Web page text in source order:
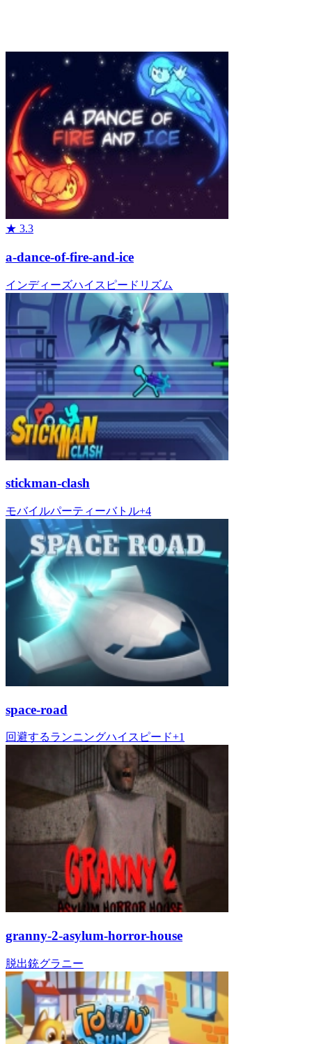
★ 3.3
a-dance-of-fire-and-ice
インディーズハイスピード リズム
stickman-clash
モバイルパーティーバトル+4
space-road
回避するランニングハイスピード+1
granny-2-asylum-horror-house
脱出銃グラニー